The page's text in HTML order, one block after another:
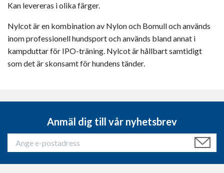
Kan levereras i olika färger.
Nylcot är en kombination av Nylon och Bomull och används
inom professionell hundsport och används bland annat i
kampduttar för IPO-träning. Nylcot är hållbart samtidigt
som det är skonsamt för hundens tänder.
Anmäl dig till vår nyhetsbrev